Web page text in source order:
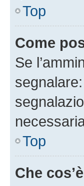
Top
Come
Se
Top
Che